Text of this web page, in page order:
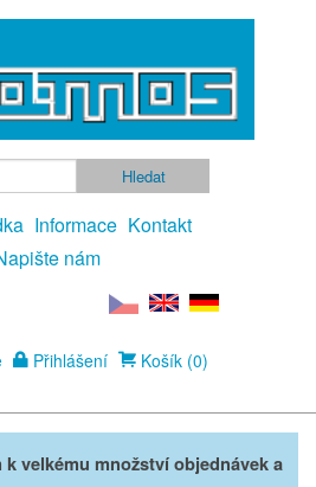
Informace Kontakt
nám
Přihlášení Košík (0)
velkému množství objednávek a